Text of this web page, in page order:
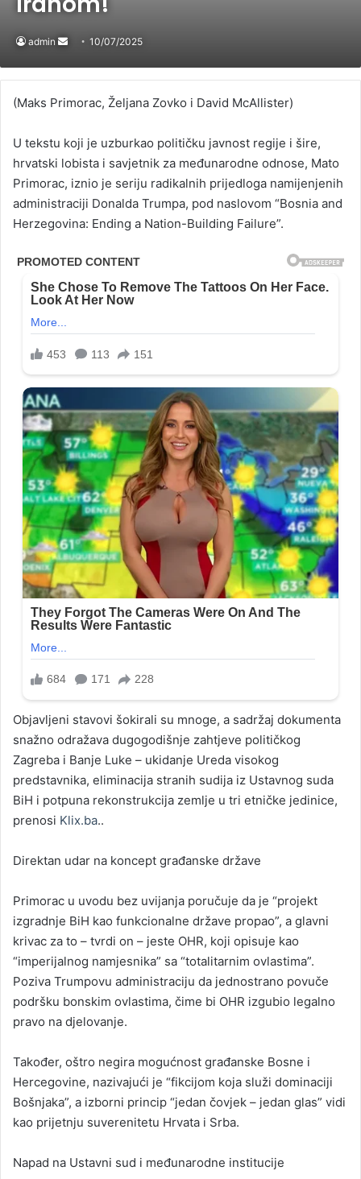
admin
Send
email
10/07/2025
(Maks Primorac, Željana Zovko i David McAllister)
U tekstu koji je uzburkao političku javnost regije i šire,
hrvatski lobista i savjetnik za međunarodne odnose, Mato
Primorac, iznio je seriju radikalnih prijedloga namijenjenih
administraciji Donalda Trumpa, pod naslovom “Bosnia and
Herzegovina: Ending a Nation-Building Failure”.
Objavljeni stavovi šokirali su mnoge, a sadržaj dokumenta
snažno odražava dugogodišnje zahtjeve političkog
Zagreba i Banje Luke – ukidanje Ureda visokog
predstavnika, eliminacija stranih sudija iz Ustavnog suda
BiH i potpuna rekonstrukcija zemlje u tri etničke jedinice,
prenosi Klix.ba..
Direktan udar na koncept građanske države
Primorac u uvodu bez uvijanja poručuje da je “projekt
izgradnje BiH kao funkcionalne države propao”, a glavni
krivac za to – tvrdi on – jeste OHR, koji opisuje kao
“imperijalnog namjesnika” sa “totalitarnim ovlastima”.
Poziva Trumpovu administraciju da jednostrano povuče
podršku bonskim ovlastima, čime bi OHR izgubio legalno
pravo na djelovanje.
Također, oštro negira mogućnost građanske Bosne i
Hercegovine, nazivajući je “fikcijom koja služi dominaciji
Bošnjaka”, a izborni princip “jedan čovjek – jedan glas” vidi
kao prijetnju suverenitetu Hrvata i Srba.
Napad na Ustavni sud i međunarodne institucije